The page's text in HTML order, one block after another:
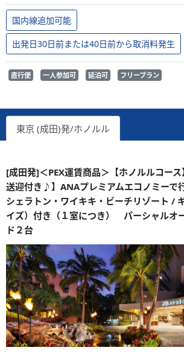
国内線追加可能
出発日30日前または40日前から取消料発生
直行便 一人参加可 延泊可 フリープラン
東京 (成田)発/ホノルル
[成田発]＜PEX運賃商品＞【ホノルルコー
送迎付き♪】ANAプレミアムエコノミーで
シェラトン・ワイキキ・ビーチリゾート /
イズ）付き（１室につき） パーシャルオ
ド２台